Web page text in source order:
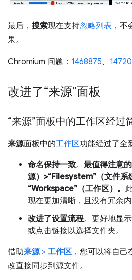
最后， 搜索现在支持忽略列表 ，
果。
Chromium 问题： 1468875、
改进了“来源”面板
“来源”面板中的工作区经过
来源面板中的工作区功能经过了全
命名保持一致。 最值得注意
源）>“Filesystem”（文件系
“Workspace”（工作区）。
现在更加清晰，且没有冗余内
改进了设置流程。更好地显
或点击链接以选择文件夹。
借助来源> 工作区 ，您可以将自
改直接同步到源文件。